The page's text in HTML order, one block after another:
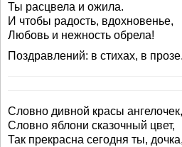
Ты расцвела и ожила.
И чтобы радость, вдохновенье,
Любовь и нежность обрела!
Поздравлений: в стихах, в прозе.
Словно дивной красы ангелочек,
Словно яблони сказочный цвет,
Так прекрасна сегодня ты, дочка,